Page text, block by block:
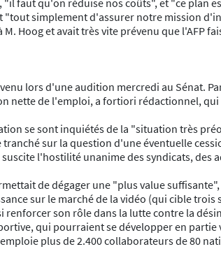
faut qu'on réduise nos coûts", et "ce plan
simplement d'assurer notre mission
Hoog et avait très vite prévenu que l'AFP
lors d'une audition mercredi au Sénat.
nette de l'emploi, a fortiori rédactionnel,
se sont inquiétés de la "situation très
sur la question d'une éventuelle
l'hostilité unanime des syndicats,
de dégager une "plus value
sur le marché de la vidéo (qui cible
son rôle dans la lutte contre la
qui pourraient se développer en partie
plus de 2.400 collaborateurs de 80